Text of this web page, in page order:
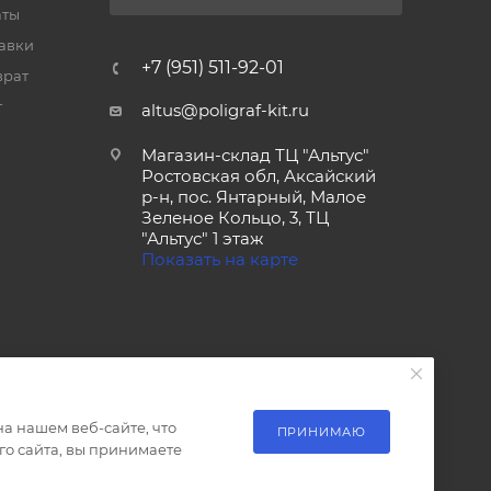
+7 (951) 511-92-01
altus@poligraf-kit.ru
Магазин-склад ТЦ "Альтус"
Ростовская обл, Аксайский
р-н, пос. Янтарный, Малое
Зеленое Кольцо, 3, ТЦ
"Альтус" 1 этаж
Показать на карте
нашем веб-сайте, что
сайта, вы принимаете
ПРИНИМАЮ